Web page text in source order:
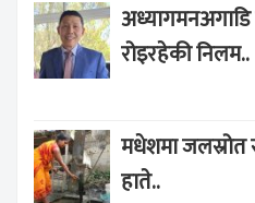
रोइरहेकी निलम..
मधेशमा
हाते..